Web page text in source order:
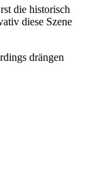
die historisch
diese Szene
drängen